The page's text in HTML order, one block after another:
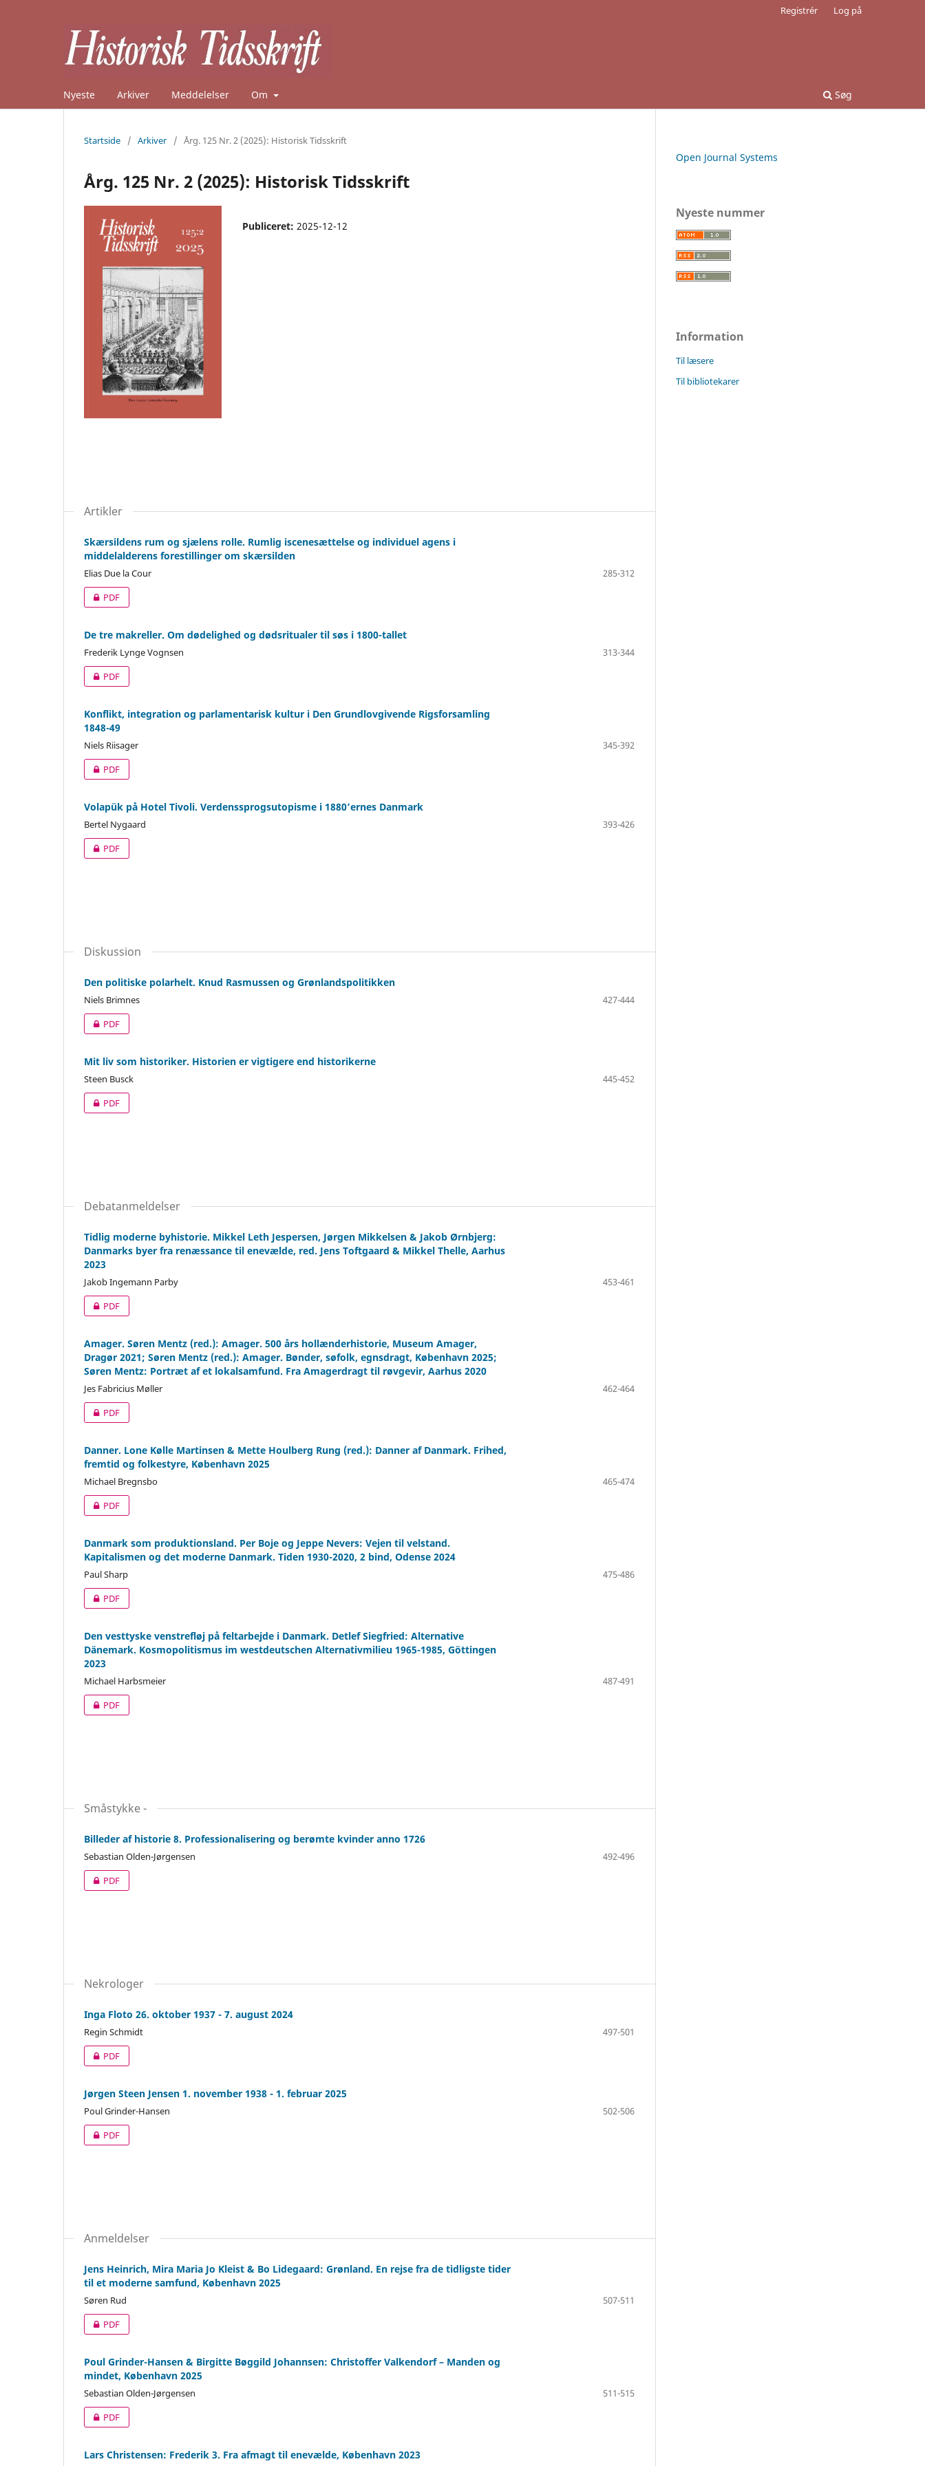
Nyeste Arkiver Meddelelser Om Søg
Registrér Log på
Startside / Arkiver / Årg. 125 Nr. 2 (2025): Historisk Tidsskrift
Årg. 125 Nr. 2 (2025): Historisk Tidsskrift
Publiceret: 2025-12-12
Artikler
Skærsildens rum og sjælens rolle. Rumlig iscenesættelse og individuel agens i
middelalderens forestillinger om skærsilden
Elias Due la Cour
285-312
PDF
De tre makreller. Om dødelighed og dødsritualer til søs i 1800-tallet
Frederik Lynge Vognsen
313-344
PDF
Konflikt, integration og parlamentarisk kultur i Den Grundlovgivende Rigsforsamling
1848-49
Niels Riisager
345-392
PDF
Volapük på Hotel Tivoli. Verdenssprogsutopisme i 1880’ernes Danmark
Bertel Nygaard
393-426
PDF
Diskussion
Den politiske polarhelt. Knud Rasmussen og Grønlandspolitikken
Niels Brimnes
427-444
PDF
Mit liv som historiker. Historien er vigtigere end historikerne
Steen Busck
445-452
PDF
Debatanmeldelser
Tidlig moderne byhistorie. Mikkel Leth Jespersen, Jørgen Mikkelsen & Jakob Ørnbjerg:
Danmarks byer fra renæssance til enevælde, red. Jens Toftgaard & Mikkel Thelle, Aarhus
2023
Jakob Ingemann Parby
453-461
PDF
Amager. Søren Mentz (red.): Amager. 500 års hollænderhistorie, Museum Amager,
Dragør 2021; Søren Mentz (red.): Amager. Bønder, søfolk, egnsdragt, København 2025;
Søren Mentz: Portræt af et lokalsamfund. Fra Amagerdragt til røvgevir, Aarhus 2020
Jes Fabricius Møller
462-464
PDF
Danner. Lone Kølle Martinsen & Mette Houlberg Rung (red.): Danner af Danmark. Frihed,
fremtid og folkestyre, København 2025
Michael Bregnsbo
465-474
PDF
Danmark som produktionsland. Per Boje og Jeppe Nevers: Vejen til velstand.
Kapitalismen og det moderne Danmark. Tiden 1930-2020, 2 bind, Odense 2024
Paul Sharp
475-486
PDF
Den vesttyske venstrefløj på feltarbejde i Danmark. Detlef Siegfried: Alternative
Dänemark. Kosmopolitismus im westdeutschen Alternativmilieu 1965-1985, Göttingen
2023
Michael Harbsmeier
487-491
PDF
Småstykke -
Billeder af historie 8. Professionalisering og berømte kvinder anno 1726
Sebastian Olden-Jørgensen
492-496
PDF
Nekrologer
Inga Floto 26. oktober 1937 - 7. august 2024
Regin Schmidt
497-501
PDF
Jørgen Steen Jensen 1. november 1938 - 1. februar 2025
Poul Grinder-Hansen
502-506
PDF
Anmeldelser
Jens Heinrich, Mira Maria Jo Kleist & Bo Lidegaard: Grønland. En rejse fra de tidligste tider
til et moderne samfund, København 2025
Søren Rud
507-511
PDF
Poul Grinder-Hansen & Birgitte Bøggild Johannsen: Christoffer Valkendorf – Manden og
mindet, København 2025
Sebastian Olden-Jørgensen
511-515
PDF
Lars Christensen: Frederik 3. Fra afmagt til enevælde, København 2023
Open Journal Systems
Nyeste nummer
Information
Til læsere
Til bibliotekarer